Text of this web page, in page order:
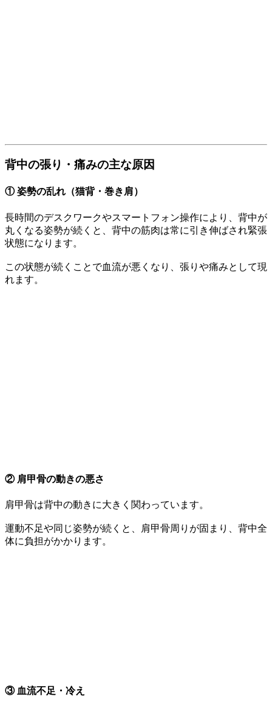
背中の張り・痛みの主な原因
① 姿勢の乱れ（猫背・巻き肩）
長時間のデスクワークやスマートフォン操作により、背中が
丸くなる姿勢が続くと、背中の筋肉は常に引き伸ばされ緊張
状態になります。
この状態が続くことで血流が悪くなり、張りや痛みとして現
れます。
② 肩甲骨の動きの悪さ
肩甲骨は背中の動きに大きく関わっています。
運動不足や同じ姿勢が続くと、肩甲骨周りが固まり、背中全
体に負担がかかります。
③ 血流不足・冷え